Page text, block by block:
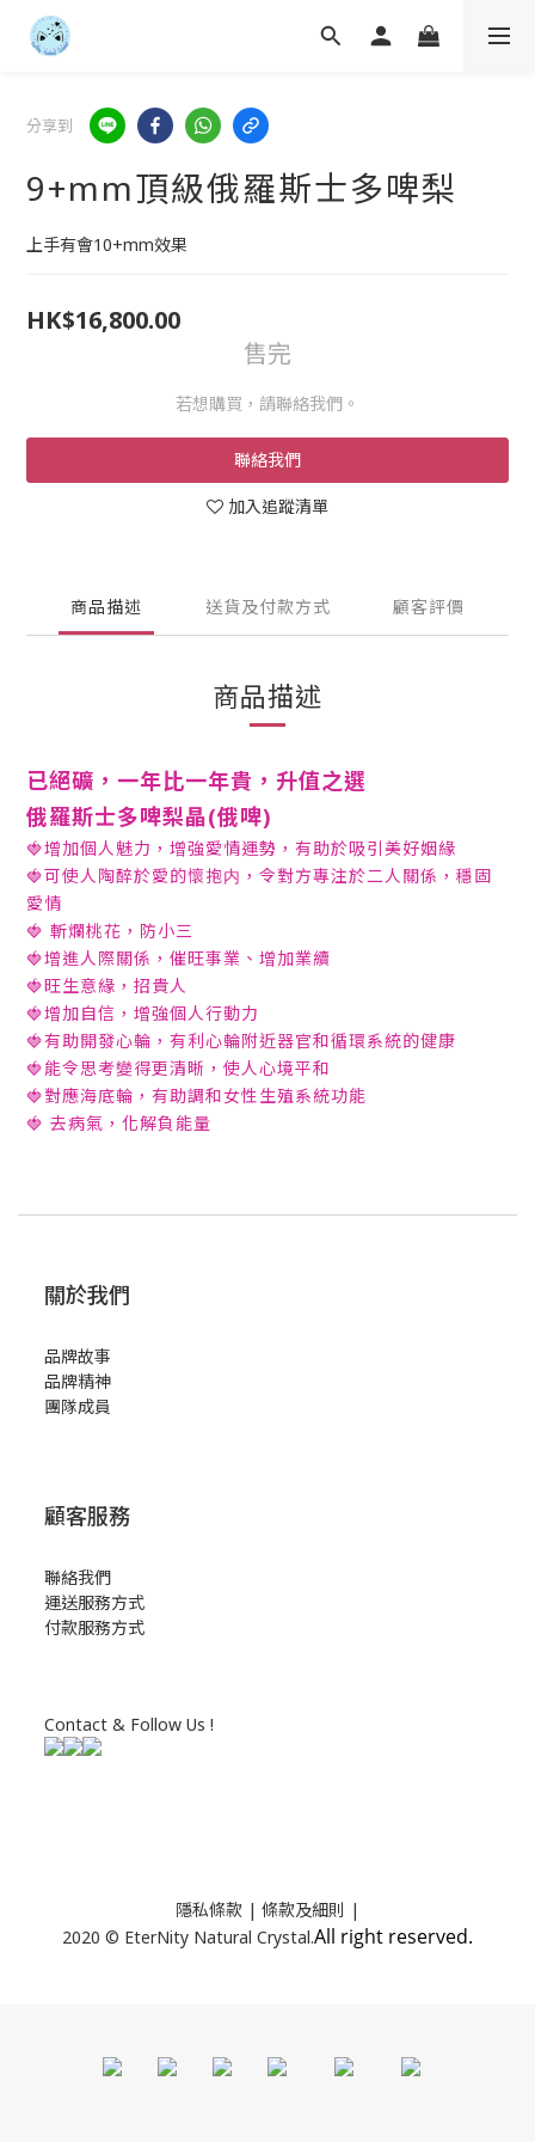
分享到
9+mm頂級俄羅斯士多啤梨
上手有會10+mm效果
HK$16,800.00
售完
若想購買，請聯絡我們。
聯絡我們
加入追蹤清單
商品描述 送貨及付款方式 顧客評價
商品描述
已絕礦，一年比一年貴，升值之選
俄羅斯士多啤梨晶(俄啤)
🍓增加個人魅力，增強愛情運勢，有助於吸引美好姻緣
🍓可使人陶醉於愛的懷抱内，令對方專注於二人關係，穩固
愛情
🍓 斬爛桃花，防小三
🍓增進人際關係，催旺事業、增加業續
🍓旺生意緣，招貴人
🍓增加自信，增強個人行動力
🍓有助開發心輪，有利心輪附近器官和循環系統的健康
🍓能令思考變得更清晰，使人心境平和
🍓對應海底輪，有助調和女性生殖系統功能
🍓 去病氣，化解負能量
關於我們
品牌故事
品牌精神
團隊成員
顧客服務
聯絡我們
運送服務方式
付款服務方式
Contact & Follow Us !
隱私條款 | 條款及細則 |
2020 © EterNity Natural Crystal.All right reserved.